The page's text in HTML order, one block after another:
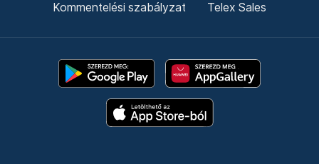
Kommentelési szabályzat Telex Sales